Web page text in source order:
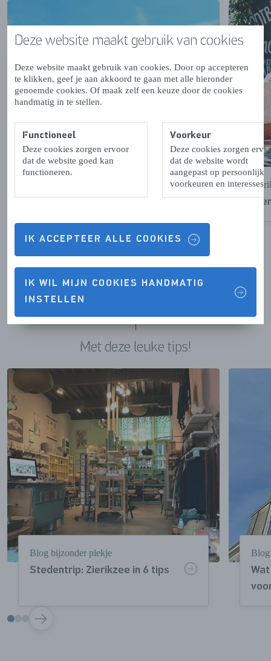
Deze website maakt gebruik van cookies
Deze website maakt gebruik van cookies. Door op accepteren
te klikken, geef je aan akkoord te gaan met alle hieronder
genoemde cookies. Of maak zelf een keuze door de cookies
handmatig in te stellen.
Functioneel
Deze cookies zorgen ervoor
dat de website goed kan
functioneren.
Voorkeur
Deze cookies zorgen
dat de website wordt
aangepast op persoonlijke
voorkeuren en interesses.
IK ACCEPTEER ALLE COOKIES
IK WIL MIJN COOKIES HANDMATIG
INSTELLEN
VOLGENDE
Met deze leuke tips!
Stedentrip: Zierikzee in 6 tips
Blog bijzonder plekje
VOLGENDE